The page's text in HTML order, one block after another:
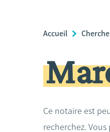
Accueil
Ce notaire est
recherchez.